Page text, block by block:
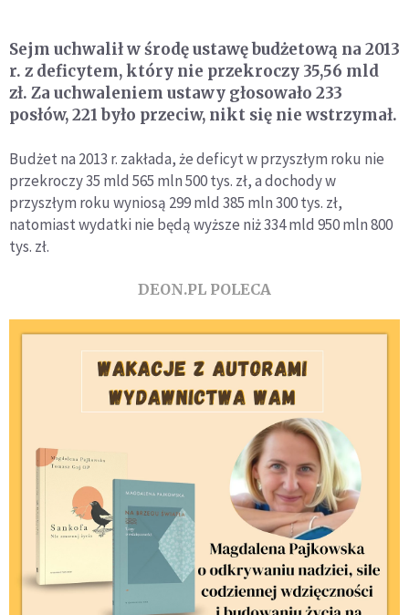
Sejm uchwalił w środę ustawę budżetową na 2013
r. z deficytem, który nie przekroczy 35,56 mld
zł. Za uchwaleniem ustawy głosowało 233
posłów, 221 było przeciw, nikt się nie wstrzymał.
Budżet na 2013 r. zakłada, że deficyt w przyszłym roku nie
przekroczy 35 mld 565 mln 500 tys. zł, a dochody w
przyszłym roku wyniosą 299 mld 385 mln 300 tys. zł,
natomiast wydatki nie będą wyższe niż 334 mld 950 mln 800
tys. zł.
DEON.PL POLECA